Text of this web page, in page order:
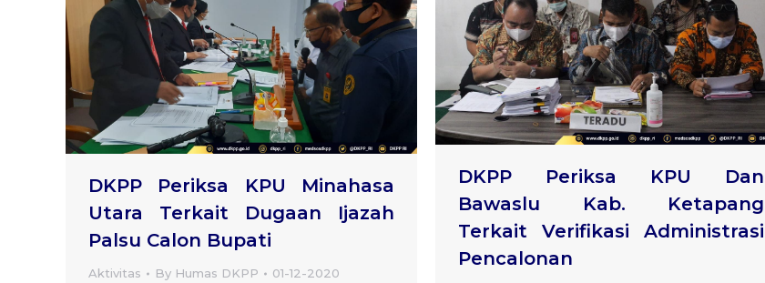
DKPP Periksa KPU Minahasa
Utara Terkait Dugaan Ijazah
Palsu Calon Bupati
Aktivitas By Humas DKPP 01-12-2020
DKPP Periksa KPU Dan
Bawaslu Kab. Ketapang
Terkait Verifikasi Administrasi
Pencalonan